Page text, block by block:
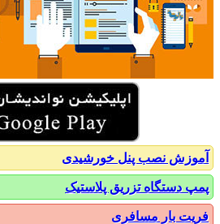
نصب پنل خورشیدی
دستگاه تزریق پلاستیک
بار مسافری